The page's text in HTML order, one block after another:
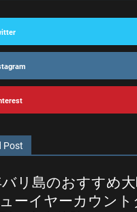
Post
リ島のおすすめ
ーイヤーカウン